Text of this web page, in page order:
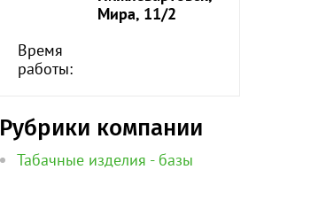
Мира, 11/2
Время
работы:
Рубрики компании
Табачные изделия - базы